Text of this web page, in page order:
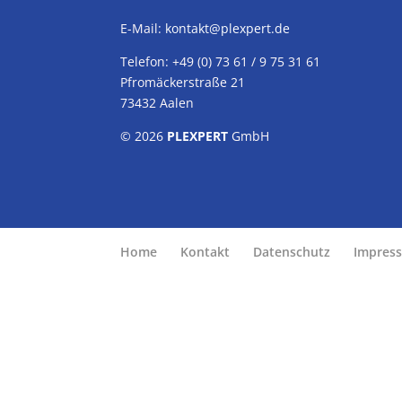
E-Mail: kontakt@plexpert.de
Telefon: +49 (0) 73 61 / 9 75 31 61
Pfromäckerstraße 21
73432 Aalen
© 2026 PLEXPERT GmbH
Home Kontakt Datenschutz